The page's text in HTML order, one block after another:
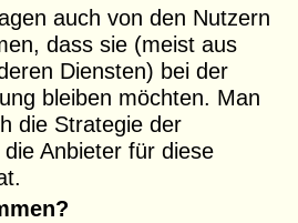
auch von den Nutzern
dass sie (meist aus
Diensten) bei der
bleiben möchten. Man
die Strategie der
Anbieter für diese